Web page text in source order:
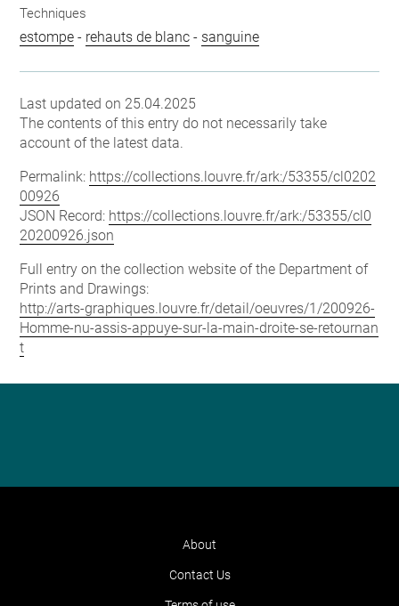
Techniques
estompe - rehauts de blanc - sanguine
Last updated on 25.04.2025
The contents of this entry do not necessarily take
account of the latest data.
Permalink: https://collections.louvre.fr/ark:/53355/cl0202
00926
JSON Record: https://collections.louvre.fr/ark:/53355/cl0
20200926.json
Full entry on the collection website of the Department of
Prints and Drawings:
http://arts-graphiques.louvre.fr/detail/oeuvres/1/200926-
Homme-nu-assis-appuye-sur-la-main-droite-se-retournan
t
About
Contact Us